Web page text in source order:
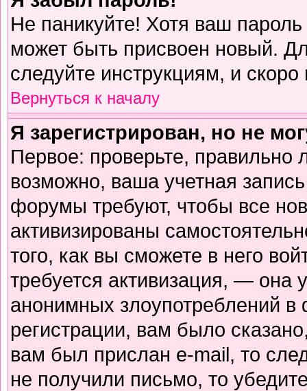
Не паникуйте! Хотя ваш
может быть присвоен новый.
следуйте инструкциям, и
Вернуться к началу
Я зарегистрирован, но не
Первое: проверьте,
возможно, ваша учетная
форумы требуют, чтобы все
активизированы
того, как вы сможете в него
требуется активизация, — она
анонимных злоупотреблений
регистрации, вам было
вам был прислан e-mail, то
не получили письмо, то